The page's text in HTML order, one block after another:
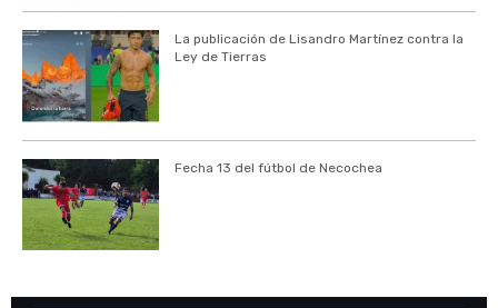
La publicación de Lisandro Martínez contra la
Ley de Tierras
Fecha 13 del fútbol de Necochea